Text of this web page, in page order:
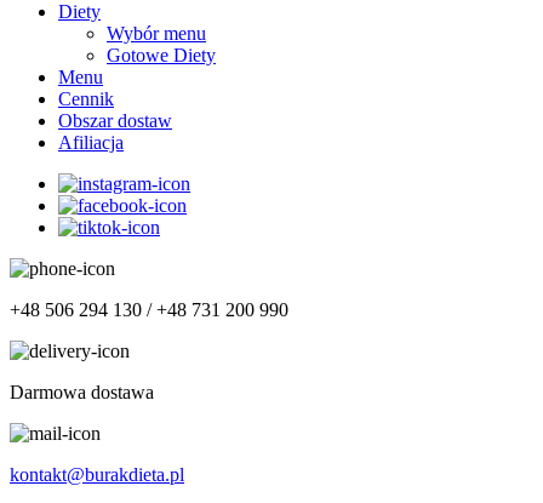
Diety
Wybór menu
Gotowe Diety
Menu
Cennik
Obszar dostaw
Afiliacja
+48 506 294 130 / +48 731 200 990
Darmowa dostawa
kontakt@burakdieta.pl